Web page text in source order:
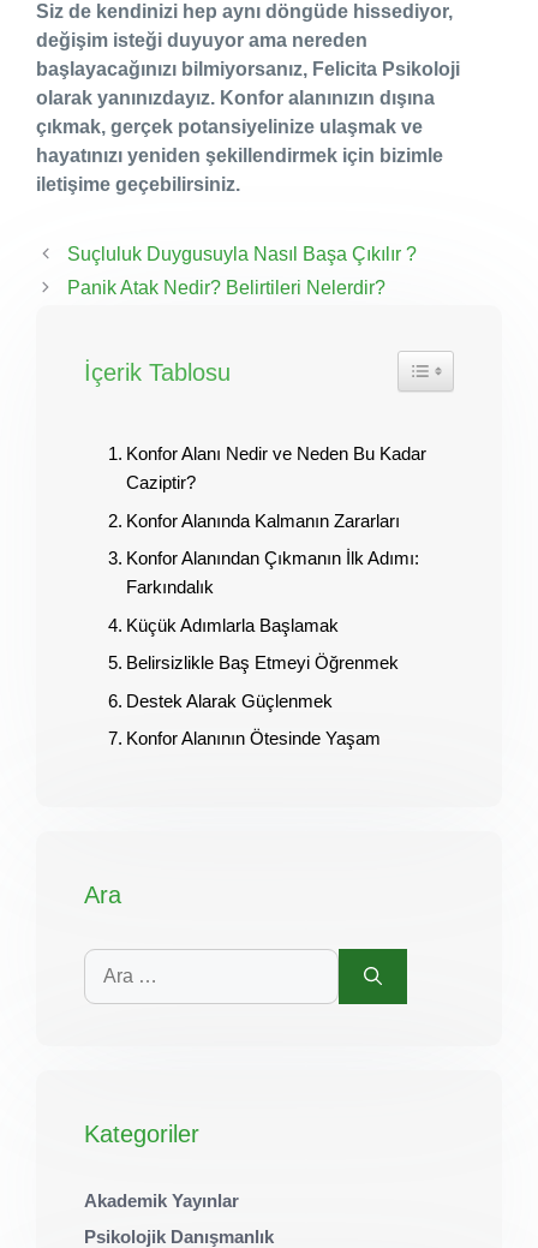
Siz de kendinizi hep aynı döngüde hissediyor,
değişim isteği duyuyor ama nereden
başlayacağınızı bilmiyorsanız, Felicita Psikoloji
olarak yanınızdayız. Konfor alanınızın dışına
çıkmak, gerçek potansiyelinize ulaşmak ve
hayatınızı yeniden şekillendirmek için bizimle
iletişime geçebilirsiniz.
Suçluluk Duygusuyla Nasıl Başa Çıkılır ?
Panik Atak Nedir? Belirtileri Nelerdir?
İçerik Tablosu
Konfor Alanı Nedir ve Neden Bu Kadar
Caziptir?
Konfor Alanında Kalmanın Zararları
Konfor Alanından Çıkmanın İlk Adımı:
Farkındalık
Küçük Adımlarla Başlamak
Belirsizlikle Baş Etmeyi Öğrenmek
Destek Alarak Güçlenmek
Konfor Alanının Ötesinde Yaşam
Ara
için
ara
Kategoriler
Akademik Yayınlar
Psikolojik Danışmanlık